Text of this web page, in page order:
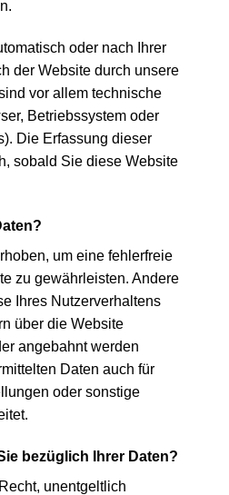
oder nach Ihrer
der Website durch unsere
vor allem technische
Betriebssystem oder
Die Erfassung dieser
sobald Sie diese Website
um eine fehlerfreie
zu gewährleisten. Andere
Ihres Nutzerverhaltens
über die Website
angebahnt werden
Daten auch für
oder sonstige
bezüglich Ihrer Daten?
unentgeltlich